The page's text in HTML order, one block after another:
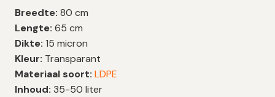
LDPE
|
T25
|
80x65
cm
Breedte: 80 cm
Lengte: 65 cm
Dikte: 15 micron
Kleur: Transparant
Materiaal soort: LDPE
Inhoud: 35-50 liter